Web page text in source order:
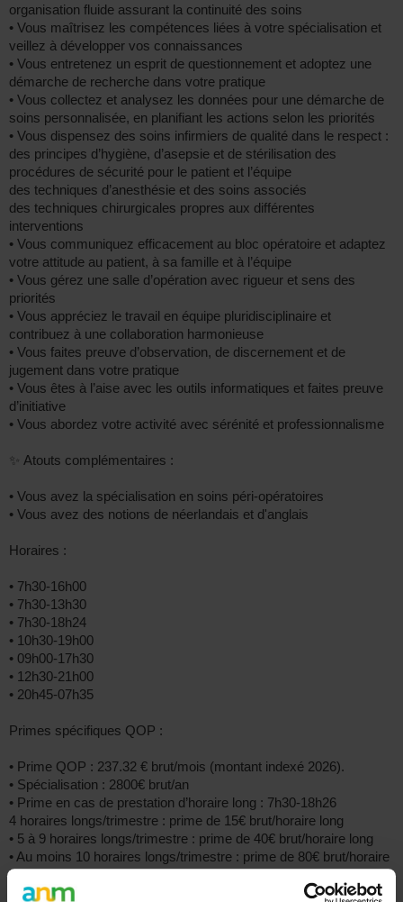
organisation fluide assurant la continuité des soins
• Vous maîtrisez les compétences liées à votre spécialisation et
veillez à développer vos connaissances
• Vous entretenez un esprit de questionnement et adoptez une
démarche de recherche dans votre pratique
• Vous collectez et analysez les données pour une démarche de
soins personnalisée, en planifiant les actions selon les priorités
• Vous dispensez des soins infirmiers de qualité dans le respect :
des principes d’hygiène, d’asepsie et de stérilisation des
procédures de sécurité pour le patient et l’équipe
des techniques d’anesthésie et des soins associés
des techniques chirurgicales propres aux différentes
interventions
• Vous communiquez efficacement au bloc opératoire et adaptez
votre attitude au patient, à sa famille et à l’équipe
• Vous gérez une salle d’opération avec rigueur et sens des
priorités
• Vous appréciez le travail en équipe pluridisciplinaire et
contribuez à une collaboration harmonieuse
• Vous faites preuve d’observation, de discernement et de
jugement dans votre pratique
• Vous êtes à l’aise avec les outils informatiques et faites preuve
d’initiative
• Vous abordez votre activité avec sérénité et professionnalisme
✨ Atouts complémentaires :
• Vous avez la spécialisation en soins péri-opératoires
• Vous avez des notions de néerlandais et d'anglais
Horaires :
• 7h30-16h00
• 7h30-13h30
• 7h30-18h24
• 10h30-19h00
• 09h00-17h30
• 12h30-21h00
• 20h45-07h35
Primes spécifiques QOP :
• Prime QOP : 237.32 € brut/mois (montant indexé 2026).
• Spécialisation : 2800€ brut/an
• Prime en cas de prestation d’horaire long : 7h30-18h26
4 horaires longs/trimestre : prime de 15€ brut/horaire long
• 5 à 9 horaires longs/trimestre : prime de 40€ brut/horaire long
• Au moins 10 horaires longs/trimestre : prime de 80€ brut/horaire
long